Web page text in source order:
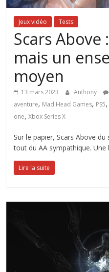
Jeux vidéo Tests
Scars Above
mais un
moyen
13 mars 2023 Anthony
aventure, Mad Head Games, PS5,
one,Xbox Series X
Sur le papier, Scars Above
tout du AA sympathique.
Lire la suite